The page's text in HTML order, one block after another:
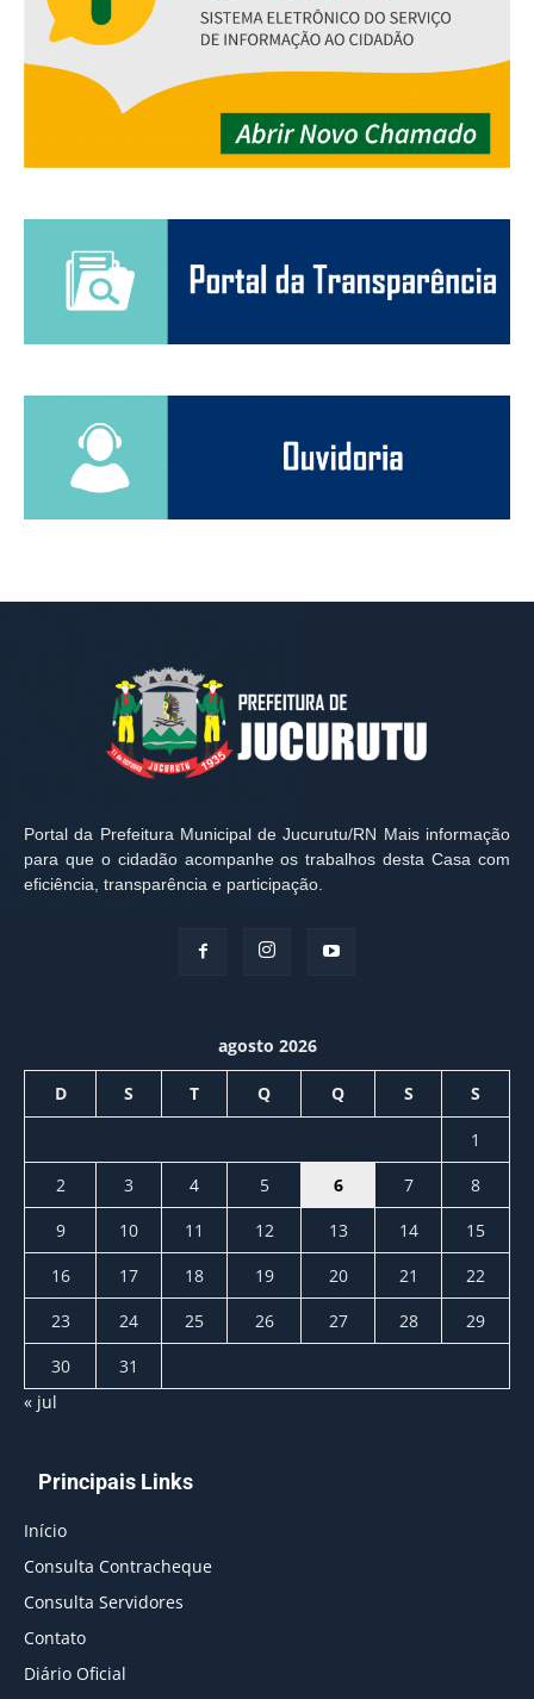
Portal da Prefeitura Municipal de Jucurutu/RN Mais informação
para que o cidadão acompanhe os trabalhos desta Casa com
eficiência, transparência e participação.
agosto 2026
D S T Q Q S S
1
2
3 4 5 6 7
8
9
10 11 12 13 14
15
16
17 18 19 20 21
22
23
24 25 26 27 28
29
30
31
« jul
Principais Links
Início
Consulta Contracheque
Consulta Servidores
Contato
Diário Oficial